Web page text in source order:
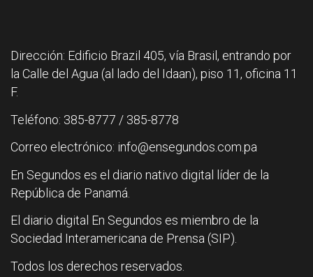
Dirección: Edificio Brazil 405, vía Brasil, entrando por
la Calle del Agua (al lado del Idaan), piso 11, oficina 11
F.
Teléfono: 385-8777 / 385-8778
Correo electrónico: info@ensegundos.com.pa
En Segundos es el diario nativo digital líder de la
República de Panamá.
El diario digital En Segundos es miembro de la
Sociedad Interamericana de Prensa (SIP).
Todos los derechos reservados.